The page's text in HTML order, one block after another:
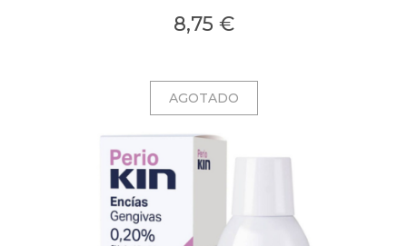
8,75 €